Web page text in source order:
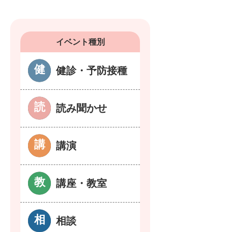
イベント種別
健診・予防接種
読み聞かせ
講演
講座・教室
相談